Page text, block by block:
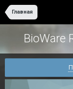
Главная
BioWare